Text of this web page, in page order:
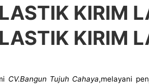
KIRIM
KIRIM
CV.Bangun Tujuh Cahaya,melayani